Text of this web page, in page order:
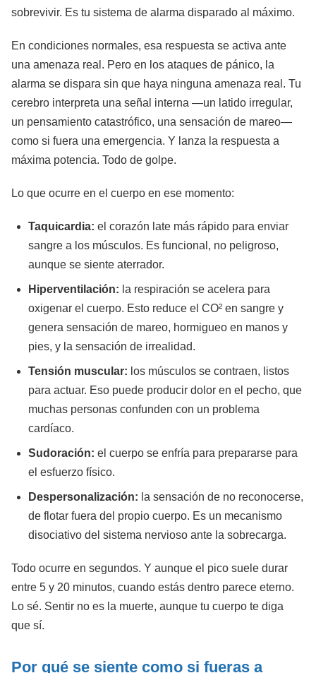
sobrevivir. Es tu sistema de alarma disparado al máximo.
En condiciones normales, esa respuesta se activa ante
una amenaza real. Pero en los ataques de pánico, la
alarma se dispara sin que haya ninguna amenaza real. Tu
cerebro interpreta una señal interna —un latido irregular,
un pensamiento catastrófico, una sensación de mareo—
como si fuera una emergencia. Y lanza la respuesta a
máxima potencia. Todo de golpe.
Lo que ocurre en el cuerpo en ese momento:
Taquicardia: el corazón late más rápido para enviar
sangre a los músculos. Es funcional, no peligroso,
aunque se siente aterrador.
Hiperventilación: la respiración se acelera para
oxigenar el cuerpo. Esto reduce el CO² en sangre y
genera sensación de mareo, hormigueo en manos y
pies, y la sensación de irrealidad.
Tensión muscular: los músculos se contraen, listos
para actuar. Eso puede producir dolor en el pecho, que
muchas personas confunden con un problema
cardíaco.
Sudoración: el cuerpo se enfría para prepararse para
el esfuerzo físico.
Despersonalización: la sensación de no reconocerse,
de flotar fuera del propio cuerpo. Es un mecanismo
disociativo del sistema nervioso ante la sobrecarga.
Todo ocurre en segundos. Y aunque el pico suele durar
entre 5 y 20 minutos, cuando estás dentro parece eterno.
Lo sé. Sentir no es la muerte, aunque tu cuerpo te diga
que sí.
Por qué se siente como si fueras a